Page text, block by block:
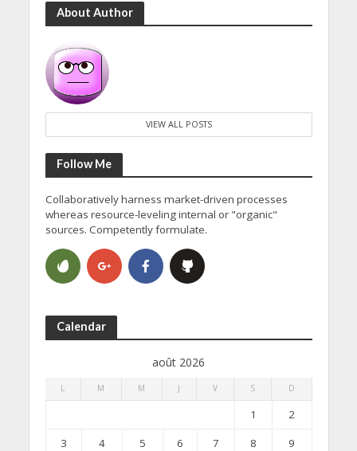
About Author
VIEW ALL POSTS
Follow Me
Collaboratively harness market-driven processes
whereas resource-leveling internal or "organic"
sources. Competently formulate.
Calendar
août 2026
L M M J V S D
1
2
3
4 5 6 7 8
9